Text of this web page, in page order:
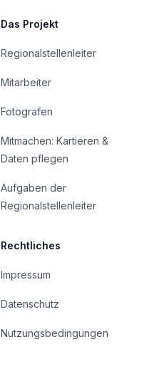
Das Projekt
Regionalstellenleiter
Mitarbeiter
Fotografen
Mitmachen: Kartieren &
Daten pflegen
Aufgaben der
Regionalstellenleiter
Rechtliches
Impressum
Datenschutz
Nutzungsbedingungen